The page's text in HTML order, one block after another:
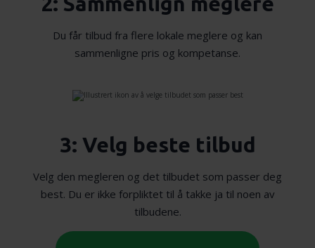
Du får tilbud fra flere lokale meglere og kan
sammenligne pris og kompetanse.
3: Velg beste tilbud
Velg den megleren og det tilbudet som passer deg
best. Du er ikke forpliktet til å takke ja til noen av
tilbudene.